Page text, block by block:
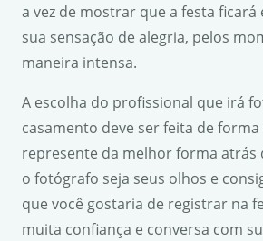
a vez de mostrar que a festa
sua sensação de alegria, pelos
maneira intensa.
A escolha do profissional que irá
casamento deve ser feita de forma
represente da melhor forma atrás
o fotógrafo seja seus olhos e
que você gostaria de registrar na
muita confiança e conversa com